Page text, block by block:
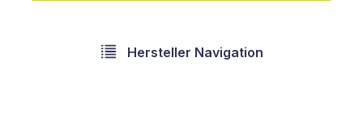
Hersteller Navigation